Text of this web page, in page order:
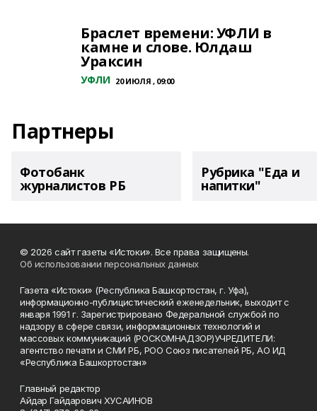
Браслет времени: УФЛИ в
камне и слове. Юлдаш
Ураксин
УФЛИ 20 ИЮЛЯ , 09:00
Партнеры
Фотобанк
журналистов РБ
Рубрика "Еда и
напитки"
© 2026 сайт газеты «Истоки». Все права защищены.
Об использовании персональных данных
Газета «Истоки» (Республика Башкортостан, г. Уфа),
информационно-публицистический еженедельник, выходит с
января 1991 г. Зарегистрировано Федеральной службой по
надзору в сфере связи, информационных технологий и
массовых коммуникаций (РОСКОМНАДЗОР)УЧРЕДИТЕЛИ:
агентство печати и СМИ РБ, РОО Союз писателей РБ, АО ИД
«Республика Башкортостан»
Главный редактор
Айдар Гайдарович ХУСАИНОВ